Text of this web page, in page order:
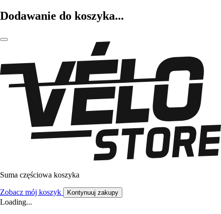
Dodawanie do koszyka...
Suma częściowa koszyka
Zobacz mój koszyk Kontynuuj zakupy
Loading...